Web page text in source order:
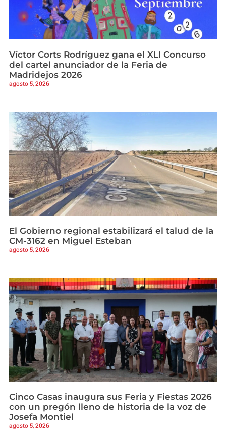
Víctor Corts Rodríguez gana el XLI Concurso
del cartel anunciador de la Feria de
Madridejos 2026
agosto 5, 2026
El Gobierno regional estabilizará el talud de la
CM-3162 en Miguel Esteban
agosto 5, 2026
Cinco Casas inaugura sus Feria y Fiestas 2026
con un pregón lleno de historia de la voz de
Josefa Montiel
agosto 5, 2026